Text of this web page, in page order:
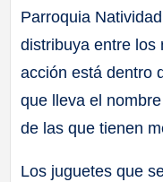
Parroquia
distribuya entre los
acción está dentro
que lleva el
de las que tienen
Los juguetes que